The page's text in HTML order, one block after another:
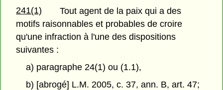
241(1)
Tout agent de la paix qui a des
motifs raisonnables et probables de croire
qu'une infraction à l'une des dispositions
suivantes :
a) paragraphe 24(1) ou (1.1),
b) [abrogé] L.M. 2005, c. 37, ann. B, art. 47;